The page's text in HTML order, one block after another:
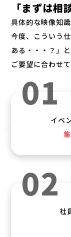
「まずは相
具体的な映像知
今度、こういう
ある・・・？」
ご要望に合わせ
01
イベ
02
社